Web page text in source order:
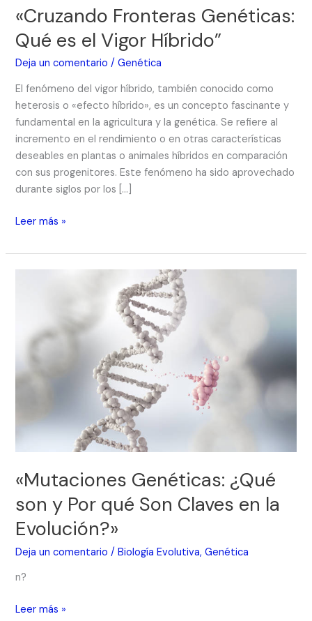
«Cruzando Fronteras Genéticas:
Qué es el Vigor Híbrido”
Deja un comentario /Genética
El fenómeno del vigor híbrido, también conocido como
heterosis o «efecto híbrido», es un concepto fascinante y
fundamental en la agricultura y la genética. Se refiere al
incremento en el rendimiento o en otras características
deseables en plantas o animales híbridos en comparación
con sus progenitores. Este fenómeno ha sido aprovechado
durante siglos por los […]
Leer más »
«Mutaciones Genéticas: ¿Qué
son y Por qué Son Claves en la
Evolución?»
Deja un comentario /Biología Evolutiva,Genética
n?
qué
en
Leer más »